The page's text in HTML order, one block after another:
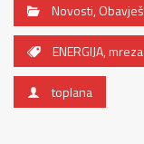
Novosti,
ENERGIJA,
toplana